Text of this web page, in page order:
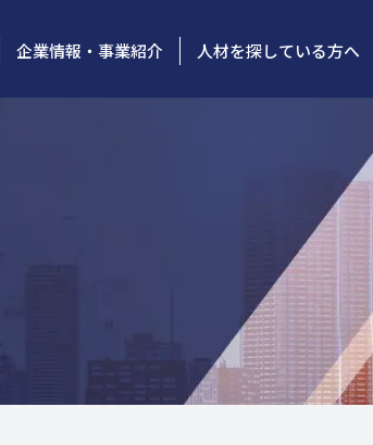
企業情報・事業紹介 人材を探している方へ